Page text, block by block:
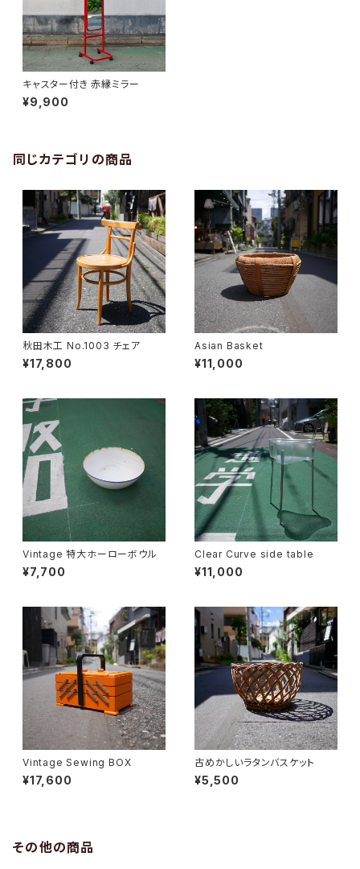
キャスター付き 赤縁ミラー
¥9,900
同じカテゴリの商品
秋田木工 No.1003 チェア
¥17,800
Asian Basket
¥11,000
Vintage 特大ホーローボウル
¥7,700
Clear Curve side table
¥11,000
Vintage Sewing BOX
¥17,600
古めかしいラタンバスケット
¥5,500
その他の商品